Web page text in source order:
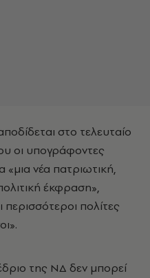
στο τελευταίο
οι υπογράφοντες
«μια νέα πατριωτική,
έκφραση»,
περισσότεροι πολίτες
της ΝΔ δεν μπορεί